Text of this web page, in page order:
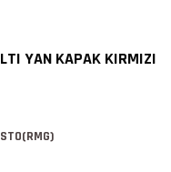
YAN KAPAK KIRMIZI